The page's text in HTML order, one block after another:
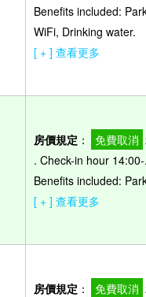
Benefits included:
WiFi, Drinking water.
[ + ] 查看更多
房價規定 ： 免費取消
. Check-in hour
Benefits included:
[ + ] 查看更多
房價規定 ： 免費取消